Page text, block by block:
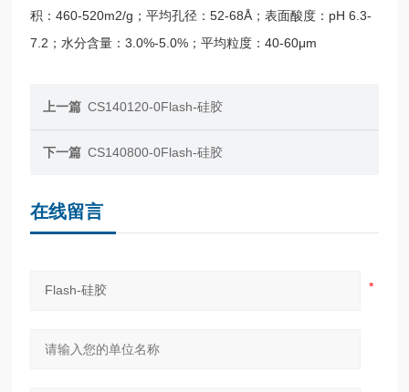
积：460-520m2/g；平均孔径：52-68Å；表面酸度：pH 6.3-
7.2；水分含量：3.0%-5.0%；平均粒度：40-60μm
上一篇 CS140120-0Flash-硅胶
下一篇 CS140800-0Flash-硅胶
在线留言